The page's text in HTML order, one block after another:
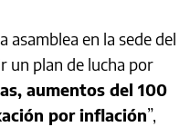
asamblea en la sede del
un plan de lucha por
aumentos del 100
por inflación”,